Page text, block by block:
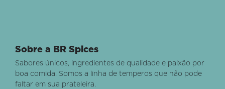
Sobre a BR Spices
Sabores únicos, ingredientes de qualidade e paixão por
boa comida. Somos a linha de temperos que não pode
faltar em sua prateleira.